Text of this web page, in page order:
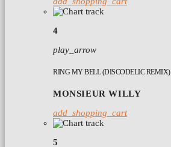
4
play_arrow
RING MY BELL (DISCODELIC REMIX)
MONSIEUR WILLY
add_shopping_cart
5